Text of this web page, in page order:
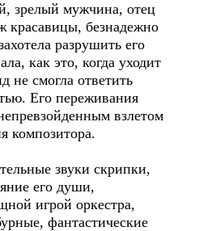
зрелый мужчина, отец
красавицы, безнадежно
разрушить его
как это, когда уходит
не смогла ответить
Его переживания
взлетом
композитора.
звуки скрипки,
его души,
игрой оркестра,
фантастические